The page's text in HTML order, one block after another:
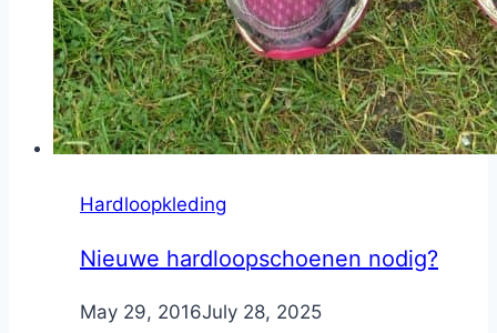
Hardloopkleding
Nieuwe hardloopschoenen nodig?
ByNicole
May 29, 2016July 28, 2025